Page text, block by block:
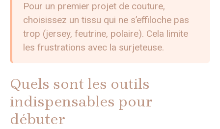
Pour un premier projet de couture,
choisissez un tissu qui ne s’effiloche pas
trop (jersey, feutrine, polaire). Cela limite
les frustrations avec la surjeteuse.
Quels sont les outils
indispensables pour
débuter